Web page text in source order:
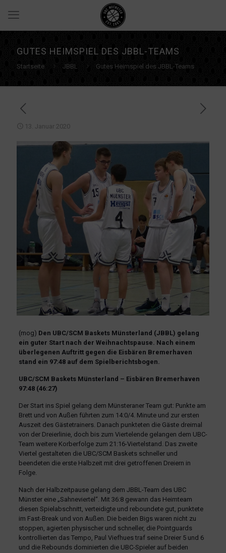
GUTES HEIMSPIEL DES JBBL-TEAMS
Startseite JBBL Gutes Heimspiel des JBBL-Teams
13. Januar 2020
(mog) Den UBC/SCM Baskets Münsterland (JBBL) gelang
ein guter Start nach der Weihnachtspause. Nach einem
überlegenen Auftritt gegen die Eisbären Bremerhaven
stand ein 97:48 auf dem Spielberichtsbogen.
UBC/SCM Baskets Münsterland – Eisbären Bremerhaven
97:48 (46:27)
Der Start ins Spiel gelang dem Münsteraner Team gut: Punkte am
Brett und von Außen führten zum 14:0/4. Minute und zur ersten
Auszeit des Gästetrainers. Danach punkteten die Gäste dreimal
von der Dreierlinie, doch bis zum Viertelende gelangen dem UBC-
Team weitere Korberfolge zum 21:16-Viertelstand. Das zweite
Viertel gestalteten die UBC/SCM Baskets schneller und
beendeten die erste Halbzeit mit drei getroffenen Dreiern in
Folge.
Nach der Halbzeitpause gelang dem JBBL-Team des UBC
Münster eine „Sahneviertel“. Mit 36:8 gewann das Heimteam
diesen Spielabschnitt, verteidigte und reboundete gut, punktete
im Fast-Break und von Außen. Die beiden Bigs waren nicht zu
stoppen, agierten physischer und schneller, die Pointguards
kontrollierten das Tempo, Paul Viefhues traf seine Dreier 5 und 6
und die Rebounds dominierten die UBC-Spieler auf beiden